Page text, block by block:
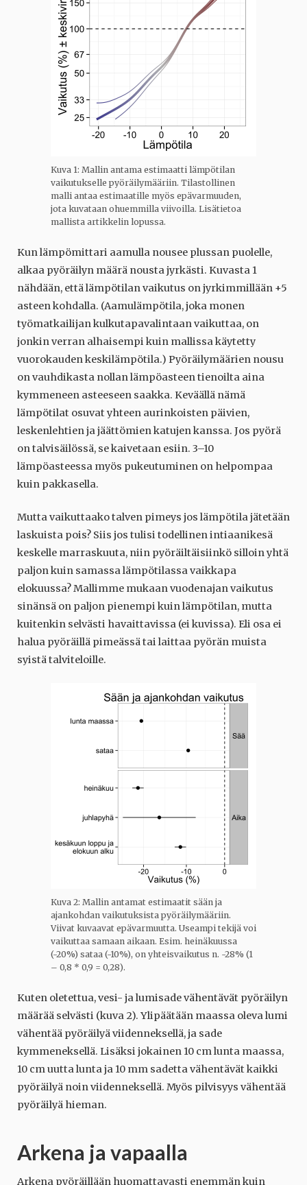
Kuva 1: Mallin antama estimaatti lämpötilan
vaikutukselle pyöräilymääriin. Tilastollinen
malli antaa estimaatille myös epävarmuuden,
jota kuvataan ohuemmilla viivoilla. Lisätietoa
mallista artikkelin lopussa.
Kun lämpömittari aamulla nousee plussan puolelle,
alkaa pyöräilyn määrä nousta jyrkästi. Kuvasta 1
nähdään, että lämpötilan vaikutus on jyrkimmillään +5
asteen kohdalla. (Aamulämpötila, joka monen
työmatkailijan kulkutapavalintaan vaikuttaa, on
jonkin verran alhaisempi kuin mallissa käytetty
vuorokauden keskilämpötila.) Pyöräilymäärien nousu
on vauhdikasta nollan lämpöasteen tienoilta aina
kymmeneen asteeseen saakka. Keväällä nämä
lämpötilat osuvat yhteen aurinkoisten päivien,
leskenlehtien ja jäättömien katujen kanssa. Jos pyörä
on talvisäilössä, se kaivetaan esiin. 3–10
lämpöasteessa myös pukeutuminen on helpompaa
kuin pakkasella.
Mutta vaikuttaako talven pimeys jos lämpötila jätetään
laskuista pois? Siis jos tulisi todellinen intiaanikesä
keskelle marraskuuta, niin pyöräiltäisiinkö silloin yhtä
paljon kuin samassa lämpötilassa vaikkapa
elokuussa? Mallimme mukaan vuodenajan vaikutus
sinänsä on paljon pienempi kuin lämpötilan, mutta
kuitenkin selvästi havaittavissa (ei kuvissa). Eli osa ei
halua pyöräillä pimeässä tai laittaa pyörän muista
syistä talviteloille.
Kuva 2: Mallin antamat estimaatit sään ja
ajankohdan vaikutuksista pyöräilymääriin.
Viivat kuvaavat epävarmuutta. Useampi tekijä voi
vaikuttaa samaan aikaan. Esim. heinäkuussa
(-20%) sataa (-10%), on yhteisvaikutus n. -28% (1
– 0,8 * 0,9 = 0,28).
Kuten oletettua, vesi- ja lumisade vähentävät pyöräilyn
määrää selvästi (kuva 2). Ylipäätään maassa oleva lumi
vähentää pyöräilyä viidenneksellä, ja sade
kymmeneksellä. Lisäksi jokainen 10 cm lunta maassa,
10 cm uutta lunta ja 10 mm sadetta vähentävät kaikki
pyöräilyä noin viidenneksellä. Myös pilvisyys vähentää
pyöräilyä hieman.
Arkena ja vapaalla
Arkena pyöräillään huomattavasti enemmän kuin